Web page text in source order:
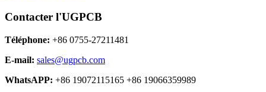
Contacter l'UGPCB
Téléphone: +86 0755-27211481
E-mail: sales@ugpcb.com
WhatsAPP: +86 19072115165 +86 19066359989